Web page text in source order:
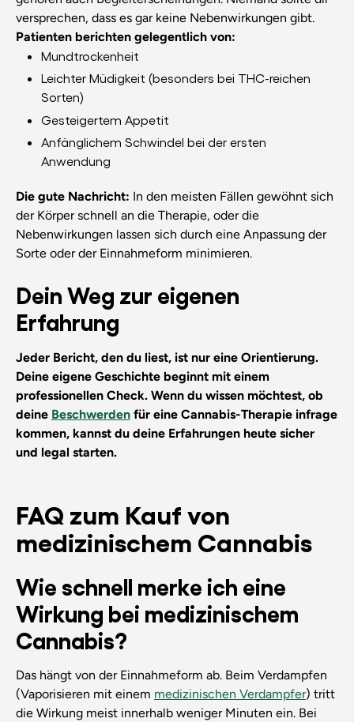
versprechen, dass es gar keine Nebenwirkungen gibt.
Patienten berichten gelegentlich von:
Mundtrockenheit
Leichter Müdigkeit (besonders bei THC-reichen
Sorten)
Gesteigertem Appetit
Anfänglichem Schwindel bei der ersten
Anwendung
Die gute Nachricht: In den meisten Fällen gewöhnt sich
der Körper schnell an die Therapie, oder die
Nebenwirkungen lassen sich durch eine Anpassung der
Sorte oder der Einnahmeform minimieren.
Dein Weg zur eigenen
Erfahrung
Jeder Bericht, den du liest, ist nur eine Orientierung.
Deine eigene Geschichte beginnt mit einem
professionellen Check. Wenn du wissen möchtest, ob
deine Beschwerdenfür eine Cannabis-Therapie infrage
kommen, kannst du deine Erfahrungen heute sicher
und legal starten.
FAQ zum Kauf von
medizinischem Cannabis
Wie schnell merke ich eine
Wirkung bei medizinischem
Cannabis?
Das hängt von der Einnahmeform ab. Beim Verdampfen
(Vaporisieren mit einem medizinischen Verdampfer) tritt
die Wirkung meist innerhalb weniger Minuten ein. Bei